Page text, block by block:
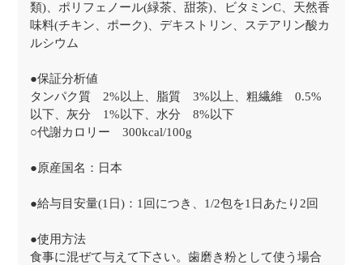
類)、ポリフェノール(緑茶、甜茶)、ビタミンC、天然香
味料(チキン、ポーク)、デキストリン、ステアリン酸カ
ルシウム
●保証分析値
タンパク質 2%以上、脂質 3%以上、粗繊維 0.5%
以下、灰分 1%以下、水分 8%以下
○代謝カロリー 300kcal/100g
●原産国名：日本
●給与目安量(1日)：1回につき、1/2包を1日あたり2回
●使用方法
食事に混ぜて与えて下さい。歯磨き粉として使う場合